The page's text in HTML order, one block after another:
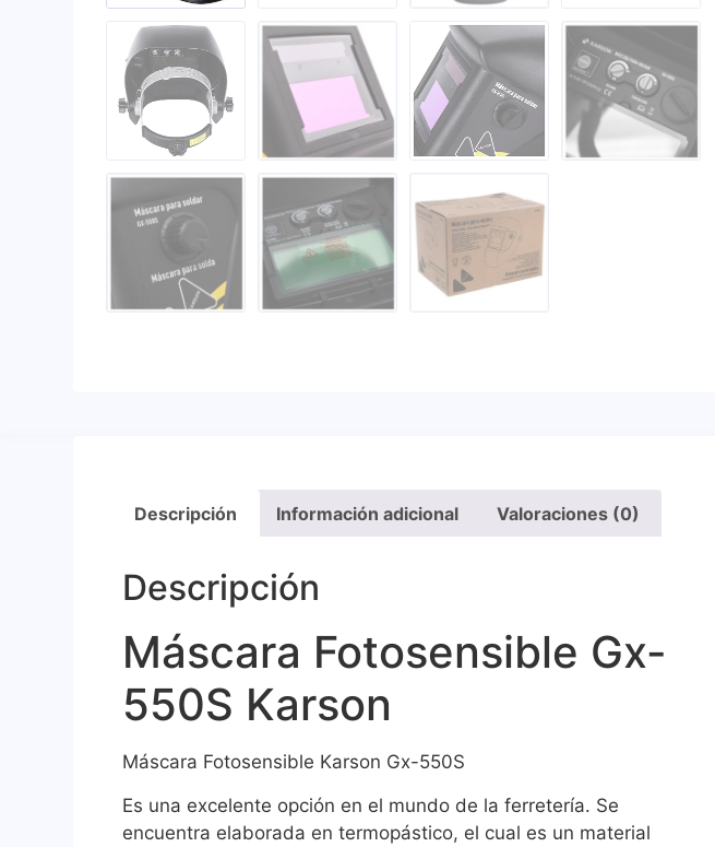
Descripción Información adicional Valoraciones (0)
Descripción
Máscara Fotosensible Gx-
550S Karson
Máscara Fotosensible Karson Gx-550S
Es una excelente opción en el mundo de la ferretería. Se
encuentra elaborada en termopástico, el cual es un material